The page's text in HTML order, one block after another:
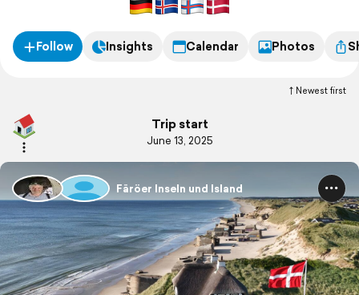
Follow Insights Calendar Photos
Newest first
Trip start
June 13, 2025
Färöer Inseln und Island